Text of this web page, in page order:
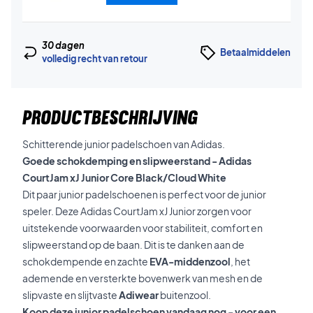
30 dagen
volledig recht van retour
Betaalmiddelen
PRODUCTBESCHRIJVING
Schitterende junior padelschoen van Adidas.
Goede schokdemping en slipweerstand - Adidas
CourtJam xJ Junior Core Black/Cloud White
Dit paar junior padelschoenen is perfect voor de junior
speler. Deze Adidas CourtJam xJ Junior zorgen voor
uitstekende voorwaarden voor stabiliteit, comfort en
slipweerstand op de baan. Dit is te danken aan de
schokdempende en zachte EVA-middenzool , het
ademende en versterkte bovenwerk van mesh en de
slipvaste en slijtvasteAdiwearbuitenzool.